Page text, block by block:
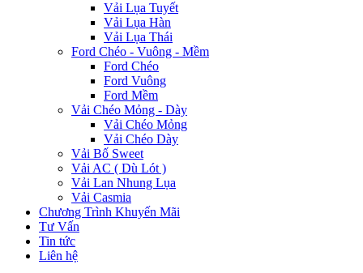
Vải Lụa Tuyết
Vải Lụa Hàn
Vải Lụa Thái
Ford Chéo - Vuông - Mềm
Ford Chéo
Ford Vuông
Ford Mềm
Vải Chéo Mỏng - Dày
Vải Chéo Mỏng
Vải Chéo Dày
Vải Bố Sweet
Vải AC ( Dù Lót )
Vải Lan Nhung Lụa
Vải Casmia
Chương Trình Khuyến Mãi
Tư Vấn
Tin tức
Liên hệ